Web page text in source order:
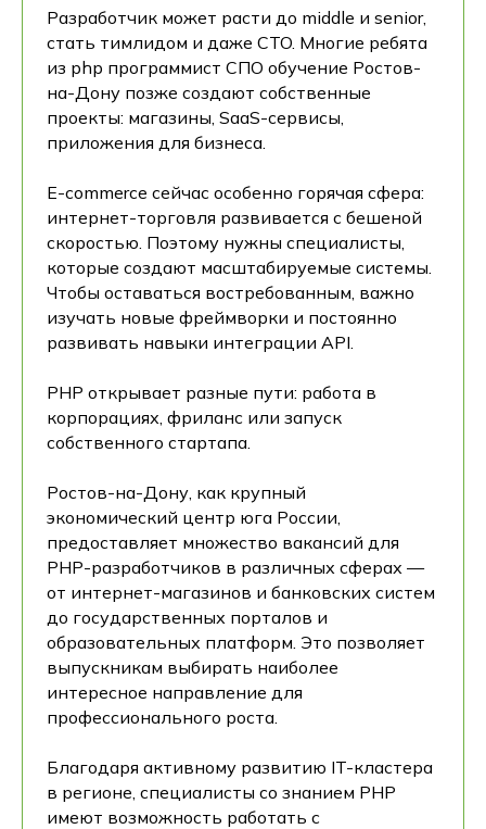
Разработчик может расти до middle и senior,
стать тимлидом и даже CTO. Многие ребята
из php программист СПО обучение Ростов-
на-Дону позже создают собственные
проекты: магазины, SaaS-сервисы,
приложения для бизнеса.
E-commerce сейчас особенно горячая сфера:
интернет-торговля развивается с бешеной
скоростью. Поэтому нужны специалисты,
которые создают масштабируемые системы.
Чтобы оставаться востребованным, важно
изучать новые фреймворки и постоянно
развивать навыки интеграции API.
PHP открывает разные пути: работа в
корпорациях, фриланс или запуск
собственного стартапа.
Ростов-на-Дону, как крупный
экономический центр юга России,
предоставляет множество вакансий для
PHP-разработчиков в различных сферах —
от интернет-магазинов и банковских систем
до государственных порталов и
образовательных платформ. Это позволяет
выпускникам выбирать наиболее
интересное направление для
профессионального роста.
Благодаря активному развитию IT-кластера
в регионе, специалисты со знанием PHP
имеют возможность работать с